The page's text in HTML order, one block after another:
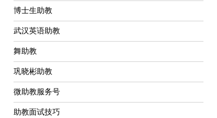
博士生助教
武汉英语助教
舞助教
巩晓彬助教
微助教服务号
助教面试技巧